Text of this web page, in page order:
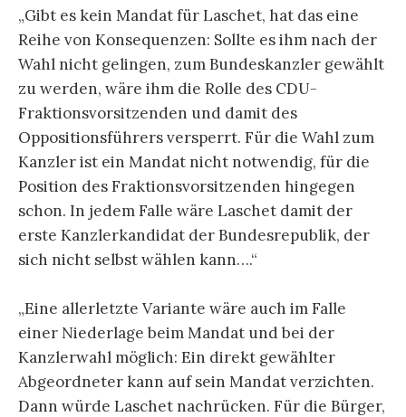
„Gibt es kein Mandat für Laschet, hat das eine
Reihe von Konsequenzen: Sollte es ihm nach der
Wahl nicht gelingen, zum Bundeskanzler gewählt
zu werden, wäre ihm die Rolle des CDU-
Fraktionsvorsitzenden und damit des
Oppositionsführers versperrt. Für die Wahl zum
Kanzler ist ein Mandat nicht notwendig, für die
Position des Fraktionsvorsitzenden hingegen
schon. In jedem Falle wäre Laschet damit der
erste Kanzlerkandidat der Bundesrepublik, der
sich nicht selbst wählen kann….“
„Eine allerletzte Variante wäre auch im Falle
einer Niederlage beim Mandat und bei der
Kanzlerwahl möglich: Ein direkt gewählter
Abgeordneter kann auf sein Mandat verzichten.
Dann würde Laschet nachrücken. Für die Bürger,